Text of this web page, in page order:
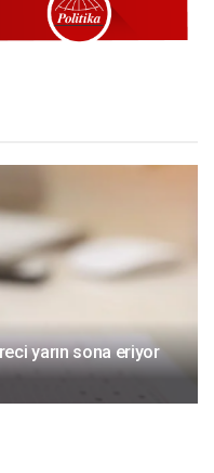
yarın sona eriyor